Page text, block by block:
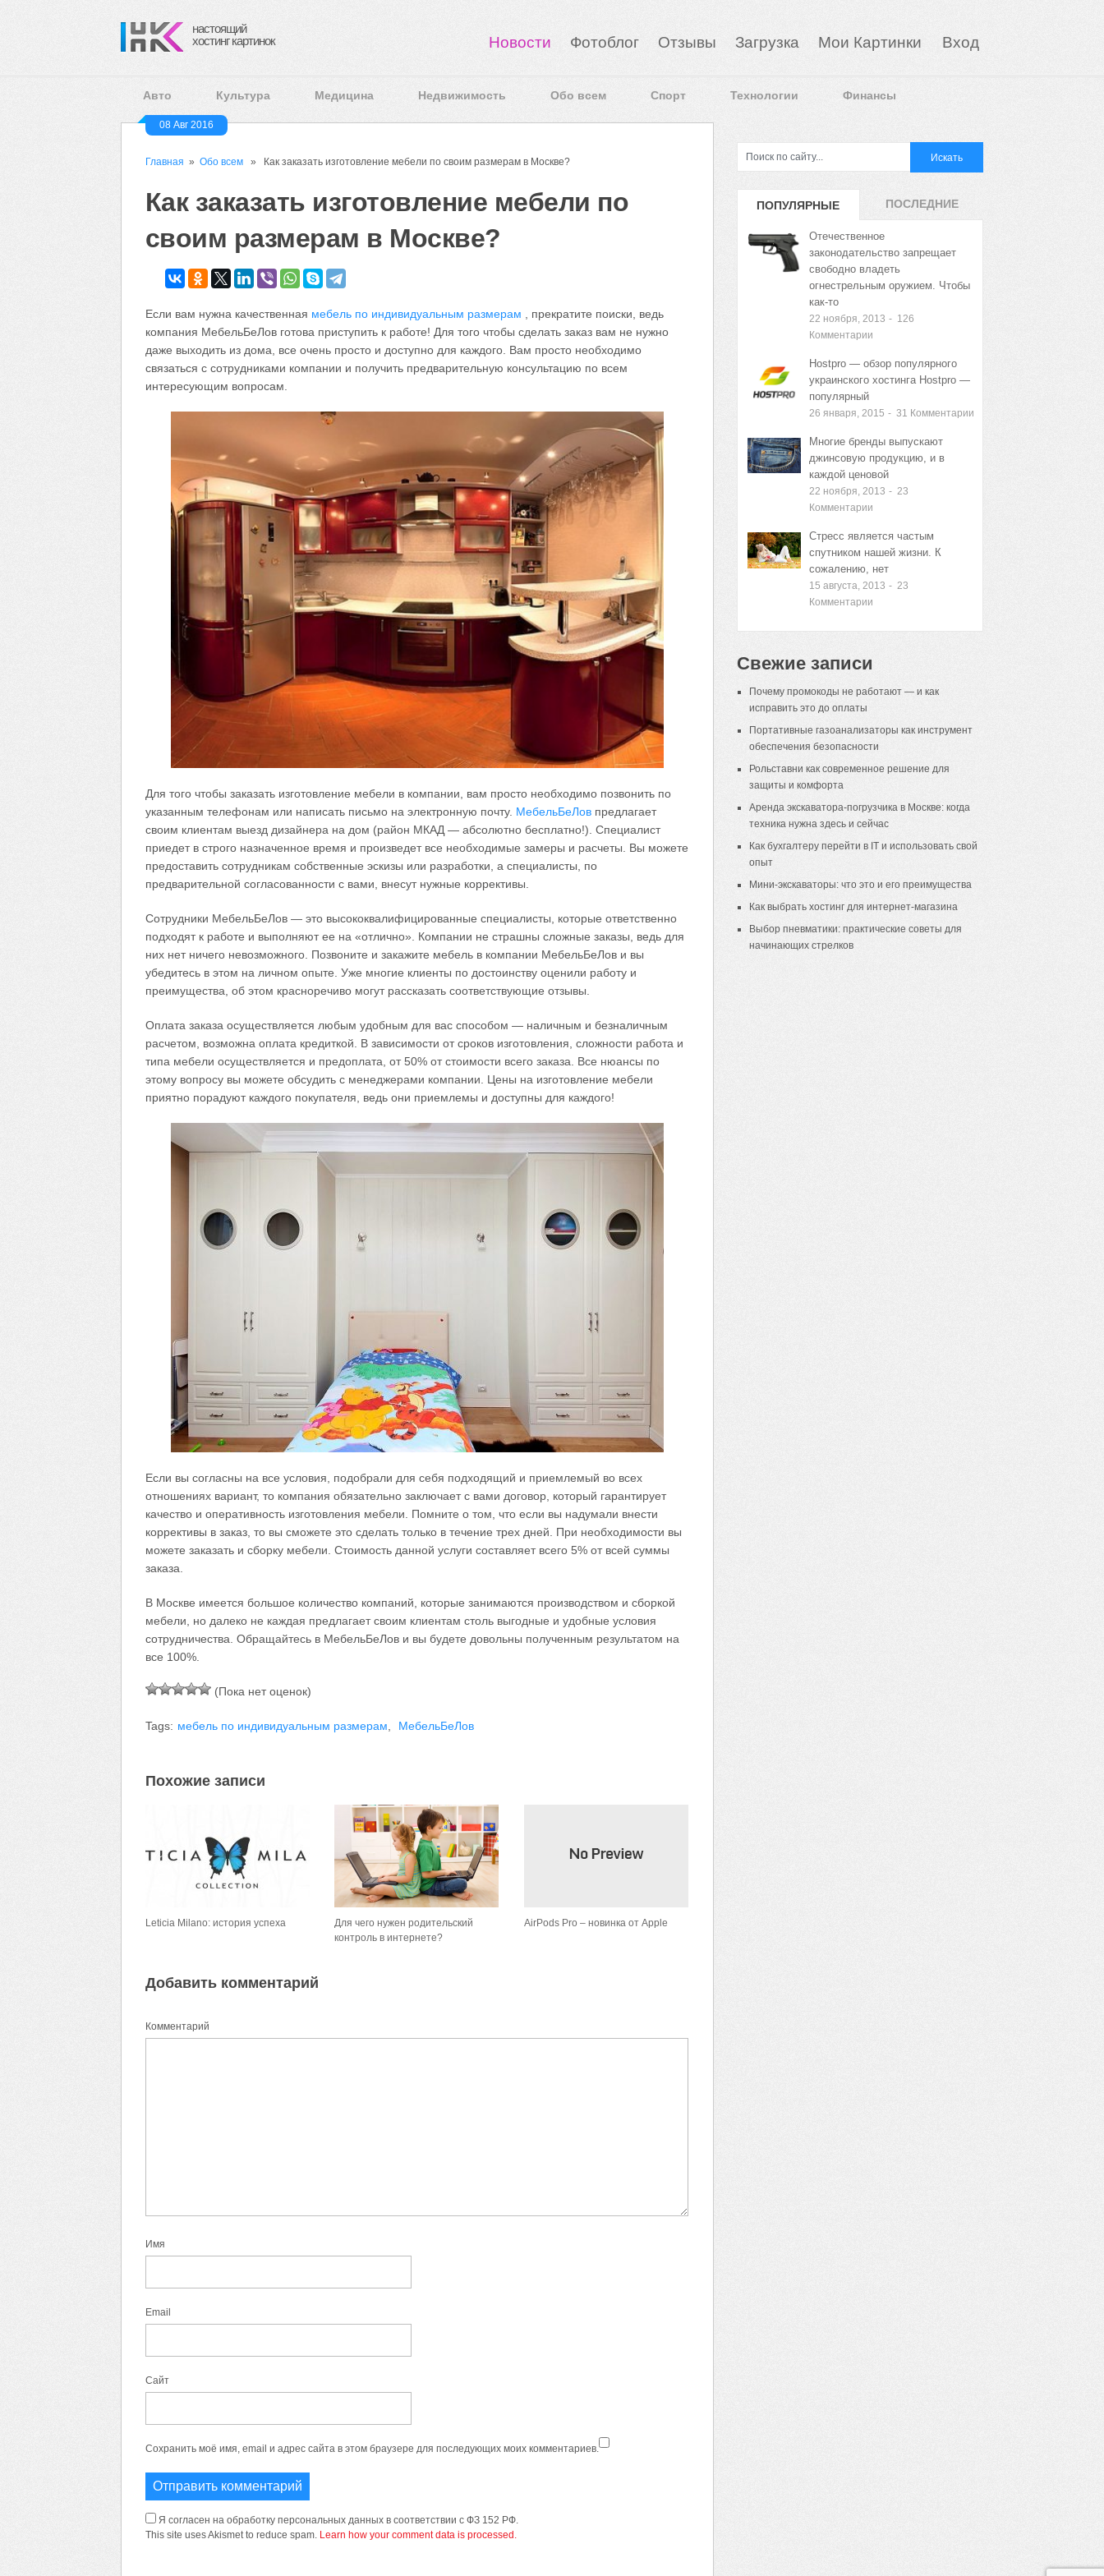
настоящий
хостинг картинок
Новости Фотоблог Отзывы Загрузка Мои Картинки Вход
Авто Культура Медицина Недвижимость Обо всем Спорт Технологии Финансы
08 Авг 2016
Главная » Обо всем» Как заказать изготовление мебели по своим размерам в Москве?
Как заказать изготовление мебели по
своим размерам в Москве?
Если вам нужна качественная мебель по индивидуальным размерам , прекратите поиски, ведь
компания МебельБеЛов готова приступить к работе! Для того чтобы сделать заказ вам не нужно
даже выходить из дома, все очень просто и доступно для каждого. Вам просто необходимо
связаться с сотрудниками компании и получить предварительную консультацию по всем
интересующим вопросам.
Для того чтобы заказать изготовление мебели в компании, вам просто необходимо позвонить по
указанным телефонам или написать письмо на электронную почту. МебельБеЛовпредлагает
своим клиентам выезд дизайнера на дом (район МКАД — абсолютно бесплатно!). Специалист
приедет в строго назначенное время и произведет все необходимые замеры и расчеты. Вы можете
предоставить сотрудникам собственные эскизы или разработки, а специалисты, по
предварительной согласованности с вами, внесут нужные коррективы.
Сотрудники МебельБеЛов — это высококвалифицированные специалисты, которые ответственно
подходят к работе и выполняют ее на «отлично». Компании не страшны сложные заказы, ведь для
них нет ничего невозможного. Позвоните и закажите мебель в компании МебельБеЛов и вы
убедитесь в этом на личном опыте. Уже многие клиенты по достоинству оценили работу и
преимущества, об этом красноречиво могут рассказать соответствующие отзывы.
Оплата заказа осуществляется любым удобным для вас способом — наличным и безналичным
расчетом, возможна оплата кредиткой. В зависимости от сроков изготовления, сложности работа и
типа мебели осуществляется и предоплата, от 50% от стоимости всего заказа. Все нюансы по
этому вопросу вы можете обсудить с менеджерами компании. Цены на изготовление мебели
приятно порадуют каждого покупателя, ведь они приемлемы и доступны для каждого!
Если вы согласны на все условия, подобрали для себя подходящий и приемлемый во всех
отношениях вариант, то компания обязательно заключает с вами договор, который гарантирует
качество и оперативность изготовления мебели. Помните о том, что если вы надумали внести
коррективы в заказ, то вы сможете это сделать только в течение трех дней. При необходимости вы
можете заказать и сборку мебели. Стоимость данной услуги составляет всего 5% от всей суммы
заказа.
В Москве имеется большое количество компаний, которые занимаются производством и сборкой
мебели, но далеко не каждая предлагает своим клиентам столь выгодные и удобные условия
сотрудничества. Обращайтесь в МебельБеЛов и вы будете довольны полученным результатом на
все 100%.
(Пока нет оценок)
Tags: мебель по индивидуальным размерам МебельБеЛов
Похожие записи
Leticia Milano: история успеха
Для чего нужен родительский
контроль в интернете?
AirPods Pro – новинка от Apple
Добавить комментарий
Комментарий
Имя
Email
Сайт
Сохранить моё имя, email и адрес сайта в этом браузере для последующих моих комментариев.
Я согласен на обработку персональных данных в соответствии с ФЗ 152 РФ.
This site uses Akismet to reduce spam. Learn how your comment data is processed.
ПОПУЛЯРНЫЕ
ЗАПИСИ
ПОСЛЕДНИЕ
Отечественное
законодательство запрещает
свободно владеть
огнестрельным оружием. Чтобы
как-то
22 ноября, 2013 - 126
Комментарии
Hostpro — обзор популярного
украинского хостинга Hostpro —
популярный
26 января, 2015 - 31 Комментарии
Многие бренды выпускают
джинсовую продукцию, и в
каждой ценовой
22 ноября, 2013 - 23
Комментарии
Стресс является частым
спутником нашей жизни. К
сожалению, нет
15 августа, 2013 - 23
Комментарии
Свежие записи
Почему промокоды не работают — и как
исправить это до оплаты
Портативные газоанализаторы как инструмент
обеспечения безопасности
Рольставни как современное решение для
защиты и комфорта
Аренда экскаватора-погрузчика в Москве: когда
техника нужна здесь и сейчас
Как бухгалтеру перейти в IT и использовать свой
опыт
Мини-экскаваторы: что это и его преимущества
Как выбрать хостинг для интернет-магазина
Выбор пневматики: практические советы для
начинающих стрелков